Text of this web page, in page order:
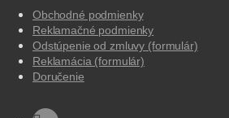
Obchodné podmienky
Reklamačné podmienky
Odstúpenie od zmluvy (formulár)
Reklamácia (formulár)
Doručenie